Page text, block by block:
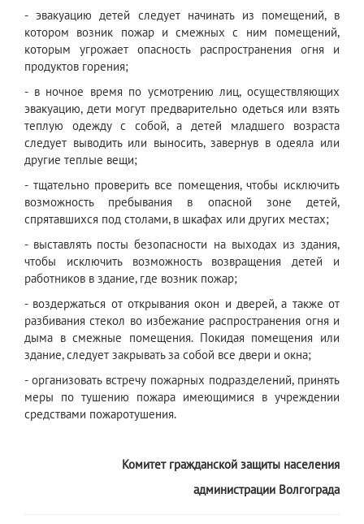
- эвакуацию детей следует начинать из помещений, в
котором возник пожар и смежных с ним помещений,
которым угрожает опасность распространения огня и
продуктов горения;
- в ночное время по усмотрению лиц, осуществляющих
эвакуацию, дети могут предварительно одеться или взять
теплую одежду с собой, а детей младшего возраста
следует выводить или выносить, завернув в одеяла или
другие теплые вещи;
- тщательно проверить все помещения, чтобы исключить
возможность пребывания в опасной зоне детей,
спрятавшихся под столами, в шкафах или других местах;
- выставлять посты безопасности на выходах из здания,
чтобы исключить возможность возвращения детей и
работников в здание, где возник пожар;
- воздержаться от открывания окон и дверей, а также от
разбивания стекол во избежание распространения огня и
дыма в смежные помещения. Покидая помещения или
здание, следует закрывать за собой все двери и окна;
- организовать встречу пожарных подразделений, принять
меры по тушению пожара имеющимися в учреждении
средствами пожаротушения.
Комитет гражданской защиты населения
администрации Волгограда